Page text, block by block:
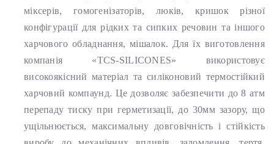
міксерів, гомогенізаторів, люків, кришок різної
конфігурації для рідких та сипких речовин та іншого
харчового обладнання, мішалок. Для їх виготовлення
компанія «TCS-SILICONES» використовує
високоякісний матеріал та силіконовий термостійкий
харчовий компаунд. Це дозволяє забезпечити до 8 атм
перепаду тиску при герметизації, до 30мм зазору, що
ущільнюється, максимальну довговічність і стійкість